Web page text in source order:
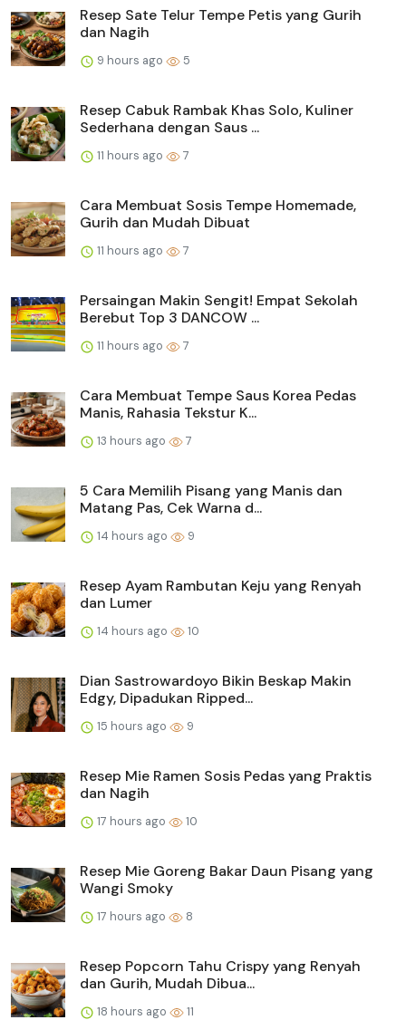
Resep Sate Telur Tempe Petis yang Gurih
dan Nagih
9 hours ago 5
Resep Cabuk Rambak Khas Solo, Kuliner
Sederhana dengan Saus ...
11 hours ago 7
Cara Membuat Sosis Tempe Homemade,
Gurih dan Mudah Dibuat
11 hours ago 7
Persaingan Makin Sengit! Empat Sekolah
Berebut Top 3 DANCOW ...
11 hours ago 7
Cara Membuat Tempe Saus Korea Pedas
Manis, Rahasia Tekstur K...
13 hours ago 7
5 Cara Memilih Pisang yang Manis dan
Matang Pas, Cek Warna d...
14 hours ago 9
Resep Ayam Rambutan Keju yang Renyah
dan Lumer
14 hours ago 10
Dian Sastrowardoyo Bikin Beskap Makin
Edgy, Dipadukan Ripped...
15 hours ago 9
Resep Mie Ramen Sosis Pedas yang Praktis
dan Nagih
17 hours ago 10
Resep Mie Goreng Bakar Daun Pisang yang
Wangi Smoky
17 hours ago 8
Resep Popcorn Tahu Crispy yang Renyah
dan Gurih, Mudah Dibua...
18 hours ago 11